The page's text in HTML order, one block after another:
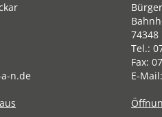
n.de
74348
Tel.:
Fax:
E-Mail: